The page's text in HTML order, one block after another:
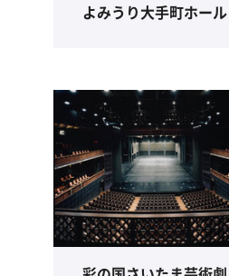
よみうり大手町ホール